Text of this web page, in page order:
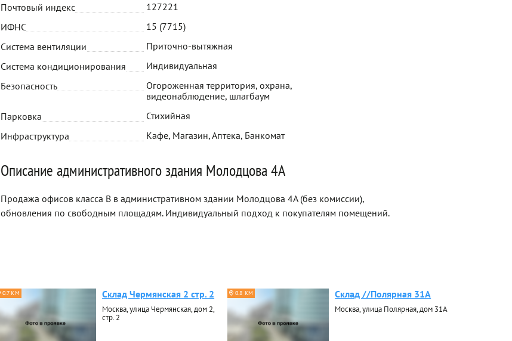
Почтовый индекс
127221
ИФНС
15 (7715)
Система вентиляции
Приточно-вытяжная
Система кондиционирования
Индивидуальная
Безопасность
Огороженная территория, охрана,
видеонаблюдение, шлагбаум
Парковка
Стихийная
Инфраструктура
Кафе, Магазин, Аптека, Банкомат
Описание административного здания Молодцова 4А
Продажа офисов класса B в административном здании Молодцова 4А (без комиссии),
обновления по свободным площадям. Индивидуальный подход к покупателям помещений.
0.7 КМ Склад Чермянская 2 стр. 2
Москва, улица Чермянская, дом 2,
стр. 2
0.8 КМ Склад //Полярная 31А
Москва, улица Полярная, дом 31А